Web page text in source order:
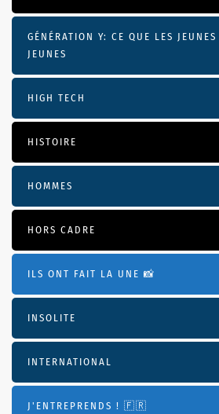
GÉNÉRATION Y: CE QUE LES
JEUNES
HIGH TECH
HISTOIRE
HOMMES
HORS CADRE
ILS ONT FAIT LA UNE 📸
INSOLITE
INTERNATIONAL
J'ENTREPRENDS ! 🇫🇷